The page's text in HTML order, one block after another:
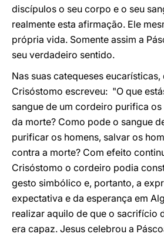
discípulos o seu corpo e o seu
realmente esta afirmação. Ele
própria vida. Somente assim a
seu verdadeiro sentido.
Nas suas catequeses
Crisóstomo escreveu: "O que
sangue de um cordeiro purifica
da morte? Como pode o sangue
purificar os homens, salvar os
contra a morte? Com efeito
Crisóstomo o cordeiro podia
gesto simbólico e, portanto, a
expectativa e da esperança em
realizar aquilo de que o sacrifício
era capaz. Jesus celebrou a